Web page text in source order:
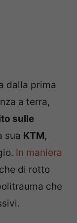
dalla prima
a terra,
sulle
sua KTM,
In maniera
di rotto
che